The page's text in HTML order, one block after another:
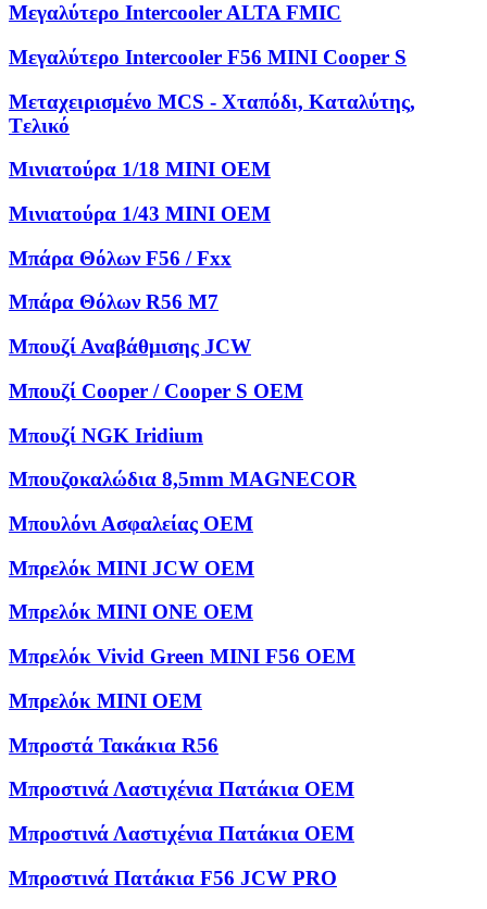
Μεγαλύτερο Intercooler ALTA FMIC
Μεγαλύτερο Intercooler F56 MINI Cooper S
Μεταχειρισμένο MCS - Χταπόδι, Kαταλύτης,
Tελικό
Μινιατούρα 1/18 MINI OEM
Μινιατούρα 1/43 MINI OEM
Μπάρα Θόλων F56 / Fxx
Μπάρα Θόλων R56 M7
Μπουζί Αναβάθμισης JCW
Μπουζί Cooper / Cooper S OEM
Μπουζί NGK Iridium
Μπουζοκαλώδια 8,5mm MAGNECOR
Μπουλόνι Ασφαλείας OEM
Μπρελόκ MINI JCW OEM
Μπρελόκ MINI ONE OEM
Μπρελόκ Vivid Green MINI F56 OEM
Μπρελόκ ΜΙΝΙ OEM
Μπροστά Τακάκια R56
Μπροστινά Λαστιχένια Πατάκια OEM
Μπροστινά Λαστιχένια Πατάκια OEM
Μπροστινά Πατάκια F56 JCW PRO